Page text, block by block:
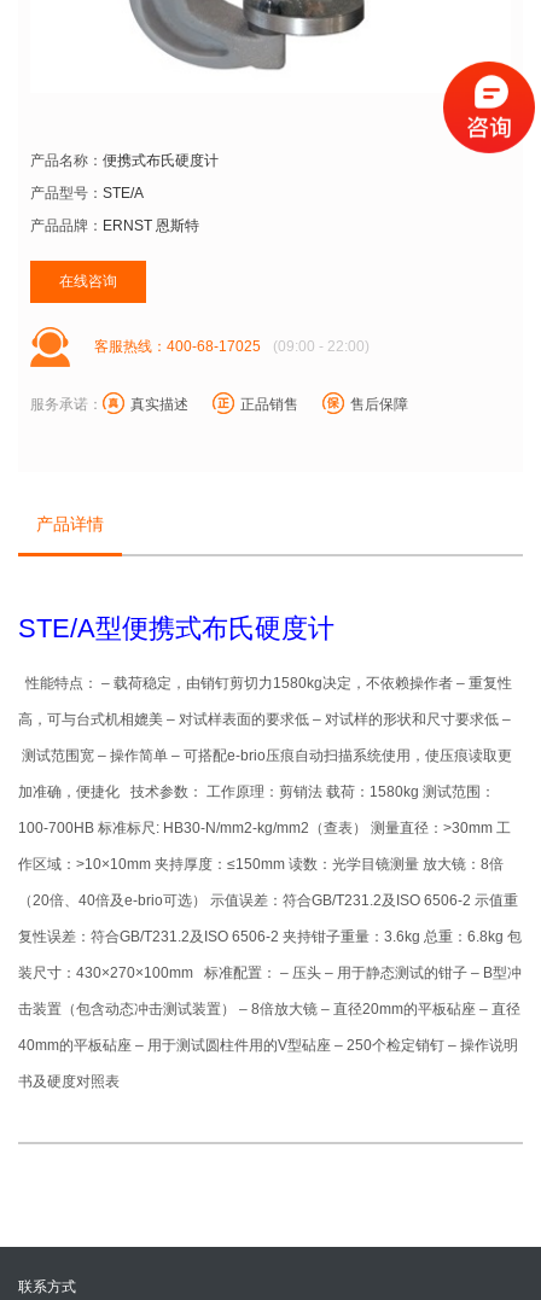
产品名称： 便携式布氏硬度计
产品型号： STE/A
产品品牌： ERNST 恩斯特
在线咨询
客服热线：400-68-17025 (09:00 - 22:00)
服务承诺： 真实描述 正品销售 售后保障
产品详情
STE/A型便携式布氏硬度计
性能特点： – 载荷稳定，由销钉剪切力1580kg决定，不依赖操作者 – 重复性
高，可与台式机相媲美 – 对试样表面的要求低 – 对试样的形状和尺寸要求低 –
测试范围宽 – 操作简单 – 可搭配e-brio压痕自动扫描系统使用，使压痕读取更
加准确，便捷化 技术参数： 工作原理：剪销法 载荷：1580kg 测试范围：
100-700HB 标准标尺: HB30-N/mm2-kg/mm2（查表） 测量直径：>30mm 工
作区域：>10×10mm 夹持厚度：≤150mm 读数：光学目镜测量 放大镜：8倍
（20倍、40倍及e-brio可选） 示值误差：符合GB/T231.2及ISO 6506-2 示值重
复性误差：符合GB/T231.2及ISO 6506-2 夹持钳子重量：3.6kg 总重：6.8kg 包
装尺寸：430×270×100mm 标准配置： – 压头 – 用于静态测试的钳子 – B型冲
击装置（包含动态冲击测试装置） – 8倍放大镜 – 直径20mm的平板砧座 – 直径
40mm的平板砧座 – 用于测试圆柱件用的V型砧座 – 250个检定销钉 – 操作说明
书及硬度对照表
联系方式